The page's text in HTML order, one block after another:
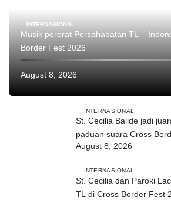
INTERNASIONAL
Musik pererat Persahabatan TL –
August 8, 2026
INTERNASIONAL
St. Cecilia Balide jadi
paduan suara Cross
August 8, 2026
INTERNASIONAL
St. Cecilia dan Paroki
TL di Cross Border Fest